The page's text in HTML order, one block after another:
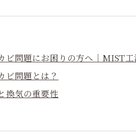
ビ問題にお困りの方へ｜MIST
ビ問題とは？
換気の重要性
への道をMIST工法®カビ取リフ